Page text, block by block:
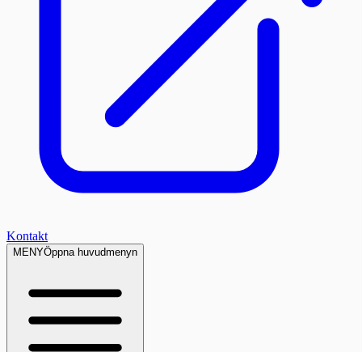
Kontakt
MENYÖppna huvudmenyn